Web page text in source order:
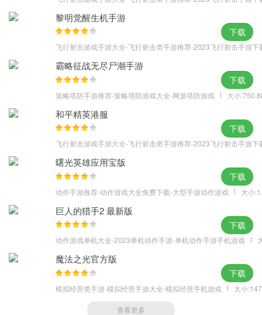
完成环式任务有大量的经验值，而且每天只能完成10个环式任务，
所以玩家们每天不要错过此次可以获取大量经验值的机会。
小技巧：环式任务的奖励与奖励星级挂钩，如果碰到低奖励星级
的，尽量刷新到高奖励星级，这样获得的经验值会以倍数增长！
试炼任务
试炼任务分为初、中、高级三种难度，难度越高，奖励越丰厚，每
日可累计完成10次。
小技巧：VIP等级越高，可增加试炼任务的接取次数越高！可以同时
接取三个不同难度的任务。
参与活动不但有大量的经验值，还有神装以及丰厚的奖励，不容错
过！要留意活动的时间哦！
副本每天都有次数限制，杀死副本小怪可以获得经验，副本通关后
也有经验奖励。
小技巧：打副本的时候使用“双倍经验符”，可以让经验成倍的增加！
开背包格
大家请多留意一下你的背包格是否能够开启，因为只要你的在线时
间足够，就可以开启一个背包格子，而且开背包格也有经验值喔，
黎明觉醒生机手游
飞行射击游戏手游大全-飞行射击类手游推荐-2023飞行射击手游下
下载
霸略征战无尽尸潮手游
策略塔防手游推荐-策略塔防游戏大全-网游塔防游戏 大小
下载
和平精英港服
飞行射击游戏手游大全-飞行射击类手游推荐-2023飞行射击手游下
下载
曙光英雄应用宝版
动作手游推荐-动作游戏大全免费下载-大型手游动作游戏 大小
下载
巨人的猎手2 最新版
动作游戏单机大全-2023单机动作手游-单机动作手游手机游戏
下载
魔法之光官方版
模拟经营类手游-模拟经营手游大全-模拟经营手机游戏 大小
下载
查看更多